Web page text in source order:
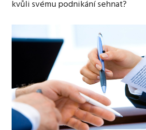
kvůli svému podnikání sehnat?